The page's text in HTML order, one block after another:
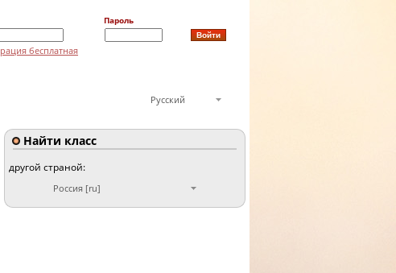
Пароль
бесплатная
Русский
Найти класс
другой страной:
Россия [ru]